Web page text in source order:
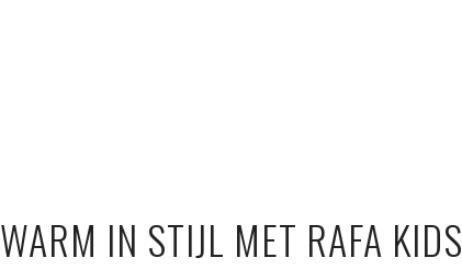
WARM IN STIJL MET RAFA KIDS